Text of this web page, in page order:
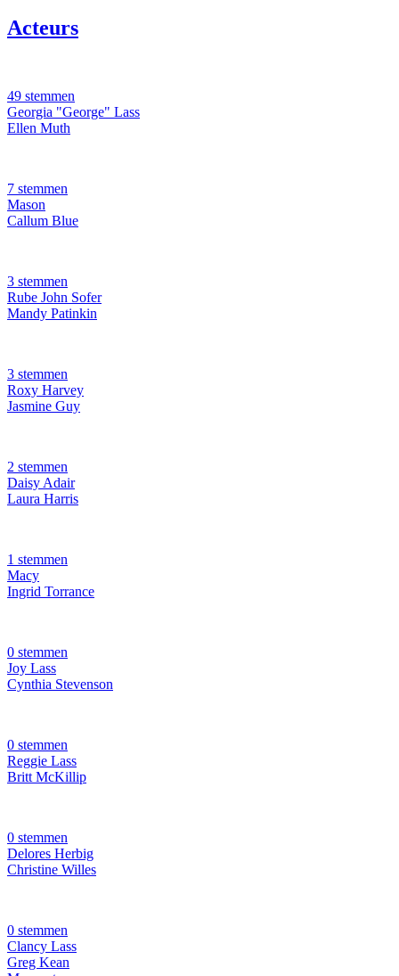
Acteurs
49 stemmen
Georgia "George" Lass
Ellen Muth
7 stemmen
Mason
Callum Blue
3 stemmen
Rube John Sofer
Mandy Patinkin
3 stemmen
Roxy Harvey
Jasmine Guy
2 stemmen
Daisy Adair
Laura Harris
1 stemmen
Macy
Ingrid Torrance
0 stemmen
Joy Lass
Cynthia Stevenson
0 stemmen
Reggie Lass
Britt McKillip
0 stemmen
Delores Herbig
Christine Willes
0 stemmen
Clancy Lass
Greg Kean